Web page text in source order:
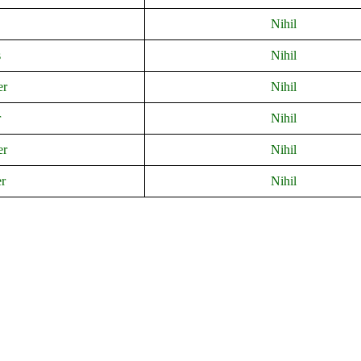
Nihil
Nihil
Nihil
Nihil
Nihil
Nihil